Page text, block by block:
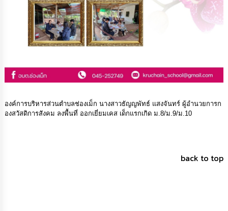
แผนการ
ป้องกัน
การ
ทุจริต
การ
ดำเนิน
เพื่อ
ป้องกัน
การ
องค์การบริหารส่วนตำบลช่องเม็ก นางสาวธัญญพัทธ์ แสงจันทร์ ผู้อำนวยการก
องสวัสดิการสังคม ลงพื้นที่ ออกเยี่ยมเคส เด็กแรกเกิด ม.8/ม.9/ม.10
back to top